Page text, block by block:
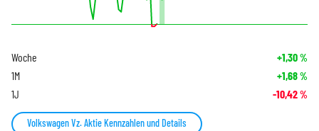
Woche +1,30%
1M +1,68%
1J -10,42%
Volkswagen Vz. Aktie Kennzahlen und Details